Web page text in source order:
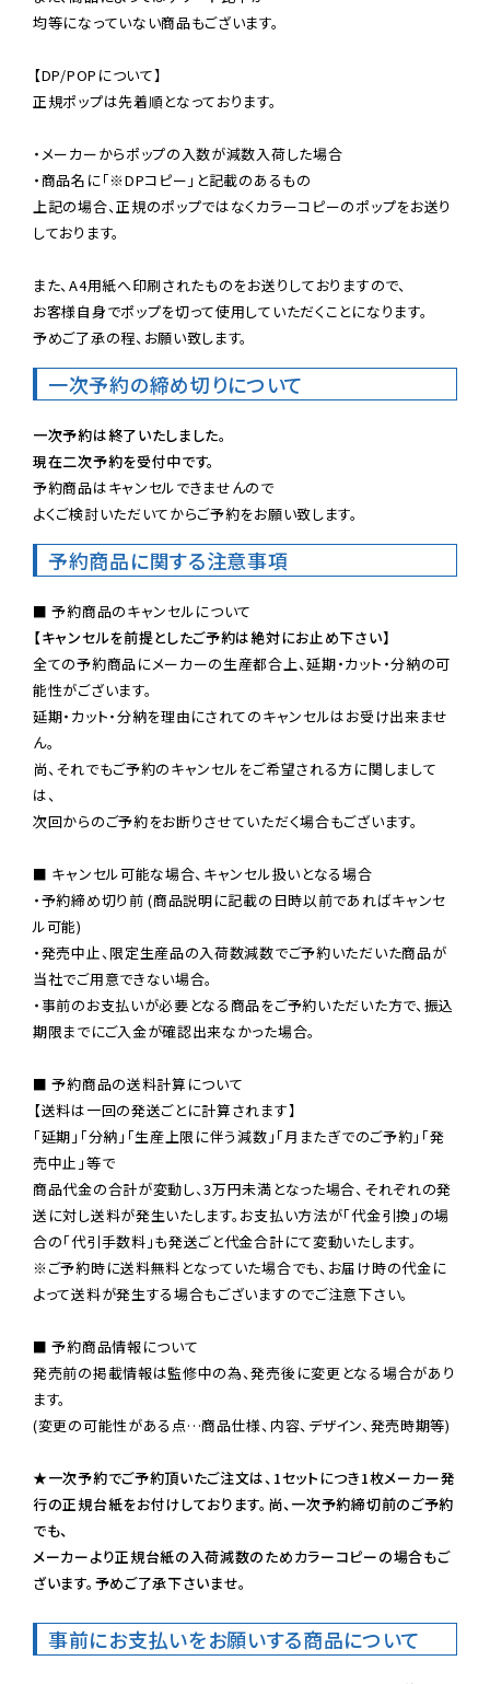
均等になっていない商品もございます。
【DP/POPについて】
正規ポップは先着順となっております。
・メーカーからポップの入数が減数入荷した場合
・商品名に「※DPコピー」と記載のあるもの
上記の場合、正規のポップではなくカラーコピーのポップをお送り
しております。
また、A4用紙へ印刷されたものをお送りしておりますので、
お客様自身でポップを切って使用していただくことになります。
予めご了承の程、お願い致します。
一次予約の締め切りについて
一次予約は終了いたしました。
現在二次予約を受付中です。
予約商品はキャンセルできませんので
よくご検討いただいてからご予約をお願い致します。
予約商品に関する注意事項
【キャンセルを前提としたご予約は絶対にお止め下さい】
全ての予約商品にメーカーの生産都合上、延期・カット・分納の可
能性がございます。
延期・カット・分納を理由にされてのキャンセルはお受け出来ませ
ん。
尚、それでもご予約のキャンセルをご希望される方に関しまして
は、
次回からのご予約をお断りさせていただく場合もございます。
■ キャンセル可能な場合、キャンセル扱いとなる場合
・予約締め切り前 (商品説明に記載の日時以前であればキャンセ
ル可能)
・発売中止、限定生産品の入荷数減数でご予約いただいた商品が
当社でご用意できない場合。
・事前のお支払いが必要となる商品をご予約いただいた方で、振込
期限までにご入金が確認出来なかった場合。
■ 予約商品の送料計算について
【送料は一回の発送ごとに計算されます】
「延期」「分納」「生産上限に伴う減数」「月またぎでのご予約」「発
売中止」等で
商品代金の合計が変動し、3万円未満となった場合、それぞれの発
送に対し送料が発生いたします。お支払い方法が「代金引換」の場
※ご予約時に送料無料となっていた場合でも、お届け時の代金に
よって送料が発生する場合もございますのでご注意下さい。
■ 予約商品情報について
発売前の掲載情報は監修中の為、発売後に変更となる場合があり
ます。
(変更の可能性がある点…商品仕様、内容、デザイン、発売時期等)
★一次予約でご予約頂いたご注文は、1セットにつき1枚メーカー発
行の正規台紙をお付けしております。尚、一次予約締切前のご予約
でも、
メーカーより正規台紙の入荷減数のためカラーコピーの場合もご
ざいます。予めご了承下さいませ。
事前にお支払いをお願いする商品について